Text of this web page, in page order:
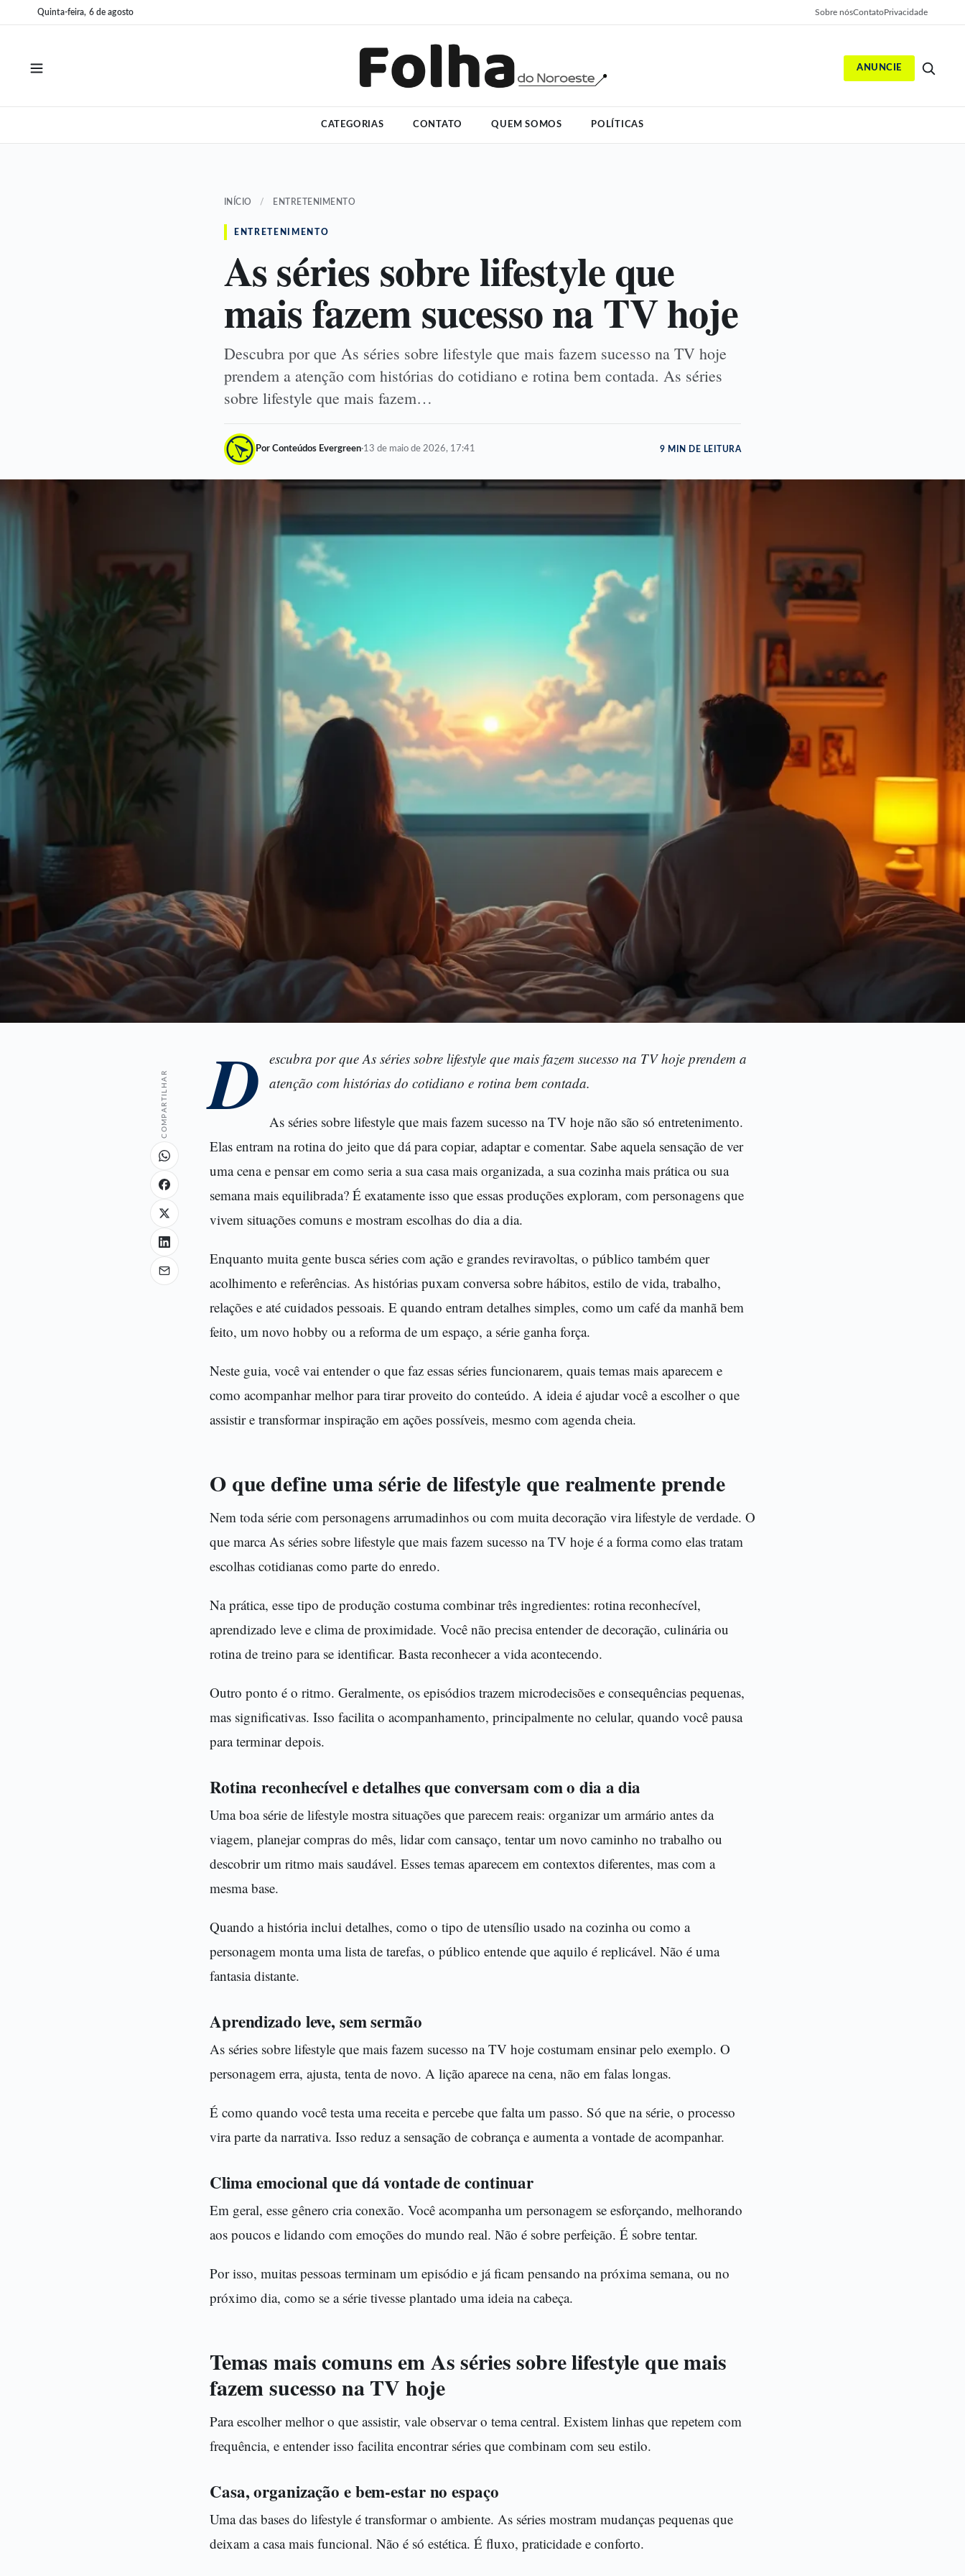
para
para
Quinta-feira, 6 de agosto Sobre nósContatoPrivacidade
ANUNCIE
CATEGORIAS CONTATO QUEM SOMOS POLÍTICAS
INÍCIO / ENTRETENIMENTO
ENTRETENIMENTO
As séries sobre lifestyle que
mais fazem sucesso na TV hoje
Descubra por que As séries sobre lifestyle que mais fazem sucesso na TV hoje
prendem a atenção com histórias do cotidiano e rotina bem contada. As séries
sobre lifestyle que mais fazem…
Por Conteúdos Evergreen·13 de maio de 2026, 17:41 9 MIN DE LEITURA
COMPARTILHAR D escubra por que As séries sobre lifestyle que mais fazem sucesso na TV hoje prendem a
atenção com histórias do cotidiano e rotina bem contada.
As séries sobre lifestyle que mais fazem sucesso na TV hoje não são só entretenimento.
Elas entram na rotina do jeito que dá para copiar, adaptar e comentar. Sabe aquela sensação de ver
uma cena e pensar em como seria a sua casa mais organizada, a sua cozinha mais prática ou sua
semana mais equilibrada? É exatamente isso que essas produções exploram, com personagens que
vivem situações comuns e mostram escolhas do dia a dia.
Enquanto muita gente busca séries com ação e grandes reviravoltas, o público também quer
acolhimento e referências. As histórias puxam conversa sobre hábitos, estilo de vida, trabalho,
relações e até cuidados pessoais. E quando entram detalhes simples, como um café da manhã bem
feito, um novo hobby ou a reforma de um espaço, a série ganha força.
Neste guia, você vai entender o que faz essas séries funcionarem, quais temas mais aparecem e
como acompanhar melhor para tirar proveito do conteúdo. A ideia é ajudar você a escolher o que
assistir e transformar inspiração em ações possíveis, mesmo com agenda cheia.
O que define uma série de lifestyle que realmente prende
Nem toda série com personagens arrumadinhos ou com muita decoração vira lifestyle de verdade. O
que marca As séries sobre lifestyle que mais fazem sucesso na TV hoje é a forma como elas tratam
escolhas cotidianas como parte do enredo.
Na prática, esse tipo de produção costuma combinar três ingredientes: rotina reconhecível,
aprendizado leve e clima de proximidade. Você não precisa entender de decoração, culinária ou
rotina de treino para se identificar. Basta reconhecer a vida acontecendo.
Outro ponto é o ritmo. Geralmente, os episódios trazem microdecisões e consequências pequenas,
mas significativas. Isso facilita o acompanhamento, principalmente no celular, quando você pausa
para terminar depois.
Rotina reconhecível e detalhes que conversam com o dia a dia
Uma boa série de lifestyle mostra situações que parecem reais: organizar um armário antes da
viagem, planejar compras do mês, lidar com cansaço, tentar um novo caminho no trabalho ou
descobrir um ritmo mais saudável. Esses temas aparecem em contextos diferentes, mas com a
mesma base.
Quando a história inclui detalhes, como o tipo de utensílio usado na cozinha ou como a
personagem monta uma lista de tarefas, o público entende que aquilo é replicável. Não é uma
fantasia distante.
Aprendizado leve, sem sermão
As séries sobre lifestyle que mais fazem sucesso na TV hoje costumam ensinar pelo exemplo. O
personagem erra, ajusta, tenta de novo. A lição aparece na cena, não em falas longas.
É como quando você testa uma receita e percebe que falta um passo. Só que na série, o processo
vira parte da narrativa. Isso reduz a sensação de cobrança e aumenta a vontade de acompanhar.
Clima emocional que dá vontade de continuar
Em geral, esse gênero cria conexão. Você acompanha um personagem se esforçando, melhorando
aos poucos e lidando com emoções do mundo real. Não é sobre perfeição. É sobre tentar.
Por isso, muitas pessoas terminam um episódio e já ficam pensando na próxima semana, ou no
próximo dia, como se a série tivesse plantado uma ideia na cabeça.
Temas mais comuns em As séries sobre lifestyle que mais
fazem sucesso na TV hoje
Para escolher melhor o que assistir, vale observar o tema central. Existem linhas que repetem com
frequência, e entender isso facilita encontrar séries que combinam com seu estilo.
Casa, organização e bem-estar no espaço
Uma das bases do lifestyle é transformar o ambiente. As séries mostram mudanças pequenas que
deixam a casa mais funcional. Não é só estética. É fluxo, praticidade e conforto.